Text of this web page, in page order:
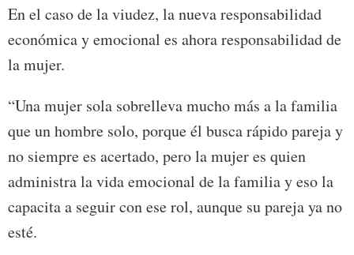
En el caso de la viudez, la nueva responsabilidad
económica y emocional es ahora responsabilidad de
la mujer.
“Una mujer sola sobrelleva mucho más a la familia
que un hombre solo, porque él busca rápido pareja y
no siempre es acertado, pero la mujer es quien
administra la vida emocional de la familia y eso la
capacita a seguir con ese rol, aunque su pareja ya no
esté.